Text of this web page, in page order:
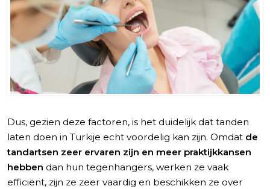
Dus, gezien deze factoren, is het duidelijk dat tanden
laten doen in Turkije echt voordelig kan zijn. Omdat de
tandartsen zeer ervaren zijn en meer praktijkkansen
hebben dan hun tegenhangers, werken ze vaak
efficiënt, zijn ze zeer vaardig en beschikken ze over